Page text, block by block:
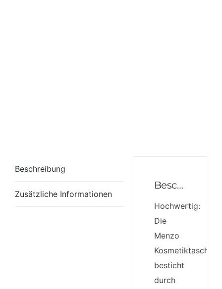
Beschreibung
Zusätzliche Informationen
Beschreibung
Hochwertig:
Die
Menzo
Kosmetiktasche
besticht
durch